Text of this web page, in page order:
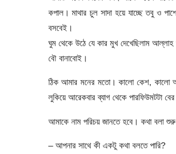
কপাল। মাথার চুল সাদা হয়ে যাচ্ছে তবু ও
বসবেই।
ঘুম থেকে উঠে যে কার মুখ দেখেছিলাম
বৌ বানাবোই।
ঠিক আমার মনের মতো। কালো কেশ, কালো
লুকিয়ে আরেকবার ব্যাগ থেকে পারফিউমটটা
আমাকে নাম পরিচয় জানতে হবে। কথা বলা
– আপনার সাথে কী একটু কথা বলতে পারি?